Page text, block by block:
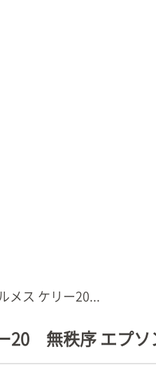
メス ケリー20...
20 無秩序 エプ